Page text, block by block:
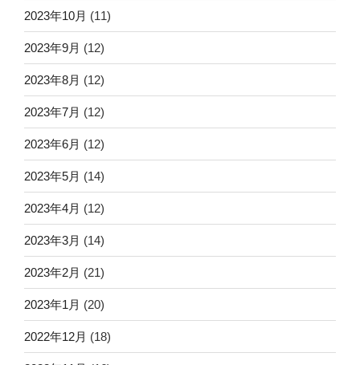
2023年10月 (11)
2023年9月 (12)
2023年8月 (12)
2023年7月 (12)
2023年6月 (12)
2023年5月 (14)
2023年4月 (12)
2023年3月 (14)
2023年2月 (21)
2023年1月 (20)
2022年12月 (18)